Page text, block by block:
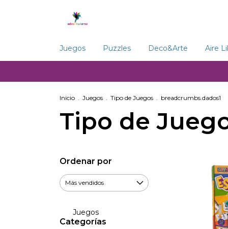
Juegos Puzzles Deco&Arte Aire
Inicio . Juegos . Tipo de Juegos . breadcrumbs.dados1
Tipo de
Ordenar por
Juegos
Categorías